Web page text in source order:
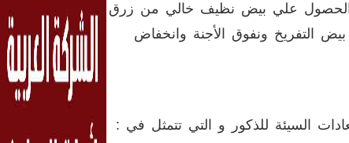
الحصول علي بيض نظيف خالي من زرق
التفريخ ونفوق الأجنة وانخفاض
السيئة للذكور و التي تتمثل في :